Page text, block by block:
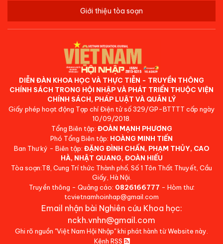
Giới thiệu tòa soạn
DIỄN ĐÀN KHOA HỌC VÀ THỰC TIỄN - TRUYỀN THÔNG
CHÍNH SÁCH TRONG HỘI NHẬP VÀ PHÁT TRIỂN THUỘC VIỆN
CHÍNH SÁCH, PHÁP LUẬT VÀ QUẢN LÝ
Giấy phép hoạt động Tạp chí Điện tử số 329/GP-BTTTT cấp ngày
10/09/2018.
Tổng Biên tập: ĐOÀN MẠNH PHƯƠNG
Phó Tổng Biên tập: HOÀNG MINH TIẾN
Ban Thư ký - Biên tập: ĐẶNG ĐÌNH CHẤN, PHẠM THỦY, CAO
HÀ, NHẬT QUANG, ĐOÀN HIẾU
Tòa soạn:T8, Cung Trí thức Thành phố, Số 1 Tôn Thất Thuyết, Cầu
Giấy, Hà Nội.
Truyền thông - Quảng cáo: 0826166777 - Hòm thư:
tcvietnamhoinhap@gmail.com
Email nhận bài Nghiên cứu Khoa học:
nckh.vnhn@gmail.com
Ghi rõ nguồn "Việt Nam Hội Nhập" khi phát hành từ Website này.
Kênh RSS